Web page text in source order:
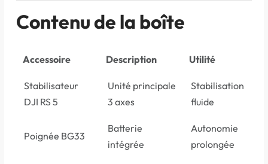
Contenu de la boîte
Accessoire Description Utilité
Stabilisateur
DJI RS 5
Unité principale
3 axes
Stabilisation
fluide
Poignée BG33
Batterie
intégrée
Autonomie
prolongée